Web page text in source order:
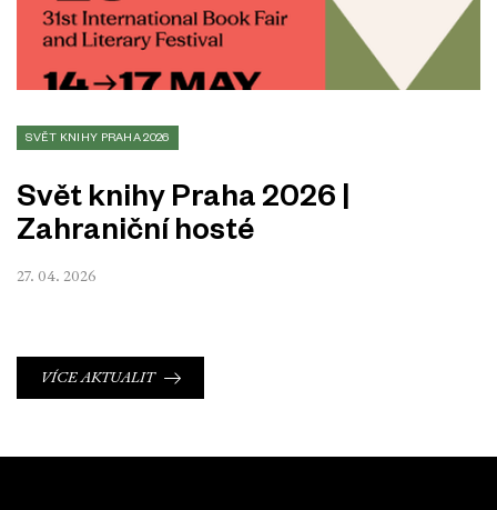
SVĚT KNIHY PRAHA 2026
Svět knihy Praha 2026 |
Zahraniční hosté
27. 04. 2026
VÍCE AKTUALIT